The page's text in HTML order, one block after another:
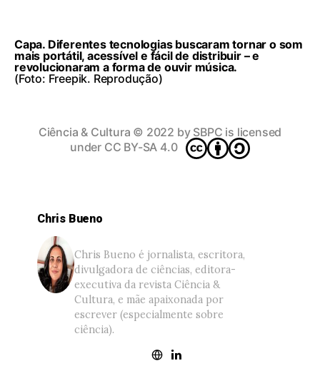
Capa. Diferentes tecnologias buscaram tornar o som
mais portátil, acessível e fácil de distribuir – e
revolucionaram a forma de ouvir música.
(Foto: Freepik. Reprodução)
Ciência & Cultura © 2022 by SBPC is licensed
under CC BY-SA 4.0
Chris Bueno
Chris Bueno é jornalista, escritora,
divulgadora de ciências, editora-
executiva da revista Ciência &
Cultura, e mãe apaixonada por
escrever (especialmente sobre
ciência).